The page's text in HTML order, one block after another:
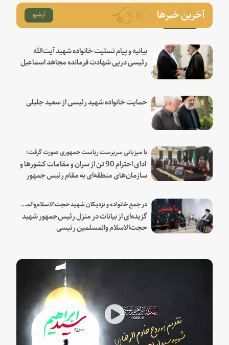
آخرین خبرها آرشیو
بیانیه و پیام تسلیت خانواده شهید آیت‌الله
رئیسی درپی شهادت فرمانده مجاهد اسماعیل
حمایت خانواده شهید رئیسی از سعید جلیلی
با میزبانی سرپرست ریاست جمهوری صورت گرفت؛
ادای احترام 90 تن از سران و مقامات کشورها و
سازمان‌های منطقه‌ای به مقام رئیس جمهور
در جمع خانواده و نزدیکان شهید حجت‌الاسلام‌والمسلمین رئیسی:
گزیده‌ای از بیانات در منزل رئیس‌جمهور شهید
حجت‌الاسلام والمسلمین رئیسی
Play